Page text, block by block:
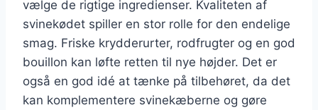
vælge de rigtige ingredienser. Kvaliteten af
svinekødet spiller en stor rolle for den endelige
smag. Friske krydderurter, rodfrugter og en god
bouillon kan løfte retten til nye højder. Det er
også en god idé at tænke på tilbehøret, da det
kan komplementere svinekæberne og gøre